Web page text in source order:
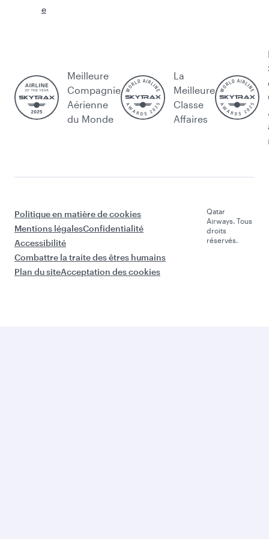
e
Meilleure
Compagnie
Aérienne
du Monde
La
Meilleure
Classe
Affaires
Politique en matière de cookies
Mentions légalesConfidentialité
Accessibilité
Combattre la traite des êtres humains
Plan du siteAcceptation des cookies
Qatar
Airways. Tous
droits
réservés.